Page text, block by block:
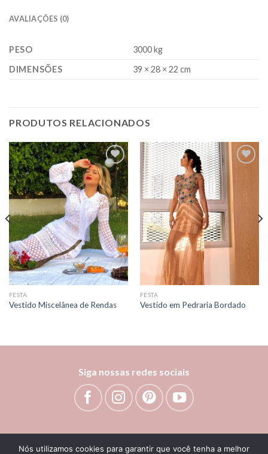
AVALIAÇÕES (0)
PESO
3000 kg
DIMENSÕES
39 × 28 × 22 cm
PRODUTOS RELACIONADOS
Add to
wishlist
FESTA
Vestido Miscelânea de Rendas
Add to
FESTA
Vestido em Pedraria Bordado
Siga nossas redes sociais
Bem vinda!
Nós utilizamos cookies para garantir que você tenha a melhor